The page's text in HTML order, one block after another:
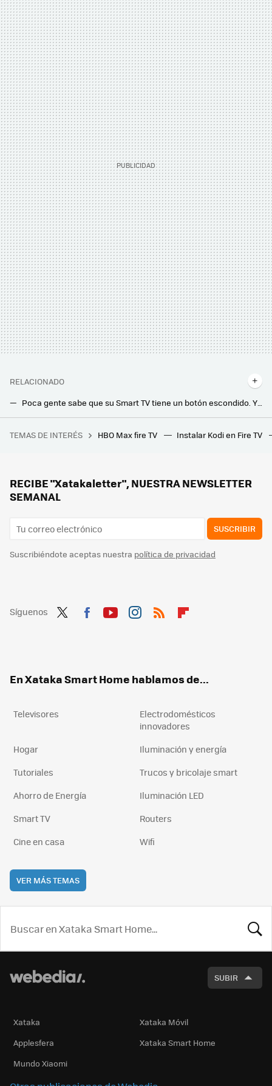
RELACIONADO
Poca gente sabe que su Smart TV tiene un botón escondido. Y saber dónde está es lo mejor que te puede pasar
El puerto USB de tu smart TV sirve para mucho más que ver contenido desde el almacenamiento externo: cinco usos más que merecen la pena
Si la pregunta es cuánto dinero existe en el mundo por persona, este revelador gráfico tiene la respuesta
TEMAS DE INTERÉS HBO Max fire TV Instalar Kodi en Fire TV
RECIBE "Xatakaletter", NUESTRA NEWSLETTER
SEMANAL
SUSCRIBIR
Suscribiéndote aceptas nuestra política de privacidad
Síguenos
En Xataka Smart Home hablamos de...
Televisores
Electrodomésticos
innovadores
Hogar
Iluminación y energía
Tutoriales
Trucos y bricolaje smart
Ahorro de Energía
Iluminación LED
Smart TV
Routers
Cine en casa
Wifi
VER MÁS TEMAS
SUBIR
Xataka
Xataka Móvil
Applesfera
Xataka Smart Home
Mundo Xiaomi